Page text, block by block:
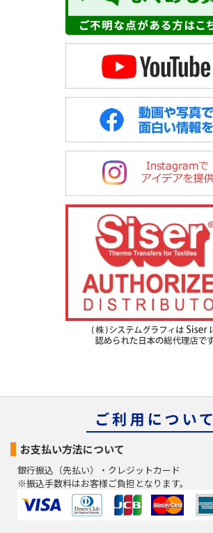
ご利用について
お支払い方法について
銀行振込（先払い）・クレジットカード
※振込手数料はお客様ご負担となります。